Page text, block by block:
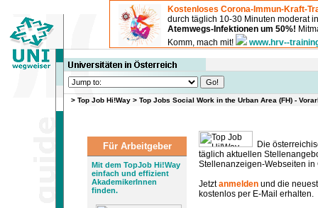
Kostenloses Corona-Immun-Kraft-
durch täglich 10-30 Minuten moderat
Atemwegs-Infektionen um 50%!
Komm, mach mit!
www.hrv--
> Top Job Hi!Way > Top Jobs Social Work in the Urban Area (FH) -
Für Arbeitgeber
Mit dem TopJob Hi!Way
einfach und effizient
AkademikerInnen
finden.
Die
täglich aktuellen
Stellenanzeigen-Webseiten in
Jetztanmelden und die
kostenlos per E-Mail erhalten.